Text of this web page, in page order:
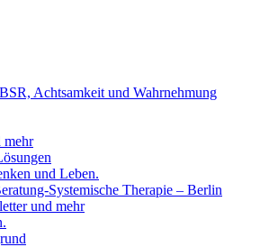
Achtsamkeit und Wahrnehmung
mehr
und Leben.
Systemische Therapie – Berlin
und mehr